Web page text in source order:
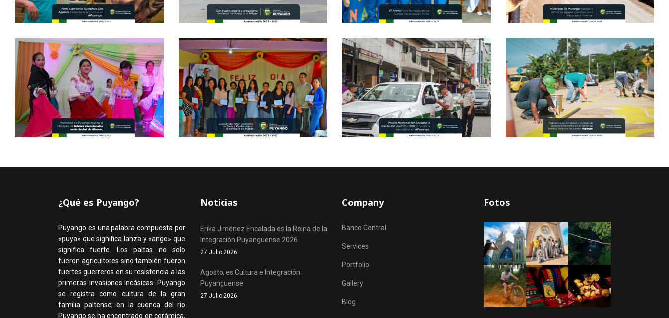
¿Qué es Puyango?
Puyango es una palabra compuesta por
«puya» que significa lanza y «ango» que
significa fuerte. Los paltas no solo
fueron agricultores sino también fueron
fuertes guerreros en su resistencia a las
primeras invasiones incásicas. Puyango
se registra como cultura de la gran
familia paltense; en la cuenca del rio
Puyango se ha encontrado en cerámica,
Noticias
Erika Jiménez Encalada es la Reina de la
Integración Puyanguense 2026
27 Julio 2026
Agosto, es Cultura e Integración
Puyanguense
27 Julio 2026
Company
Banco Central
Services
Portfolio
Gallery
Blog
Fotos